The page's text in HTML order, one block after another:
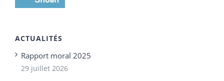
ACTUALITÉS
Rapport moral 2025
29 juillet 2026